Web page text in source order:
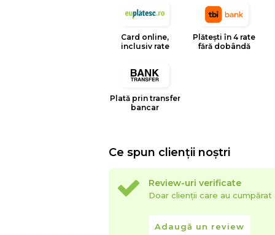
Card online,
inclusiv rate
Plătești în 4 rate
fără dobândă
Plată prin transfer
bancar
Ce spun clienții noștri
Review-uri verificate
Doar clienții care au
Adaugă un review